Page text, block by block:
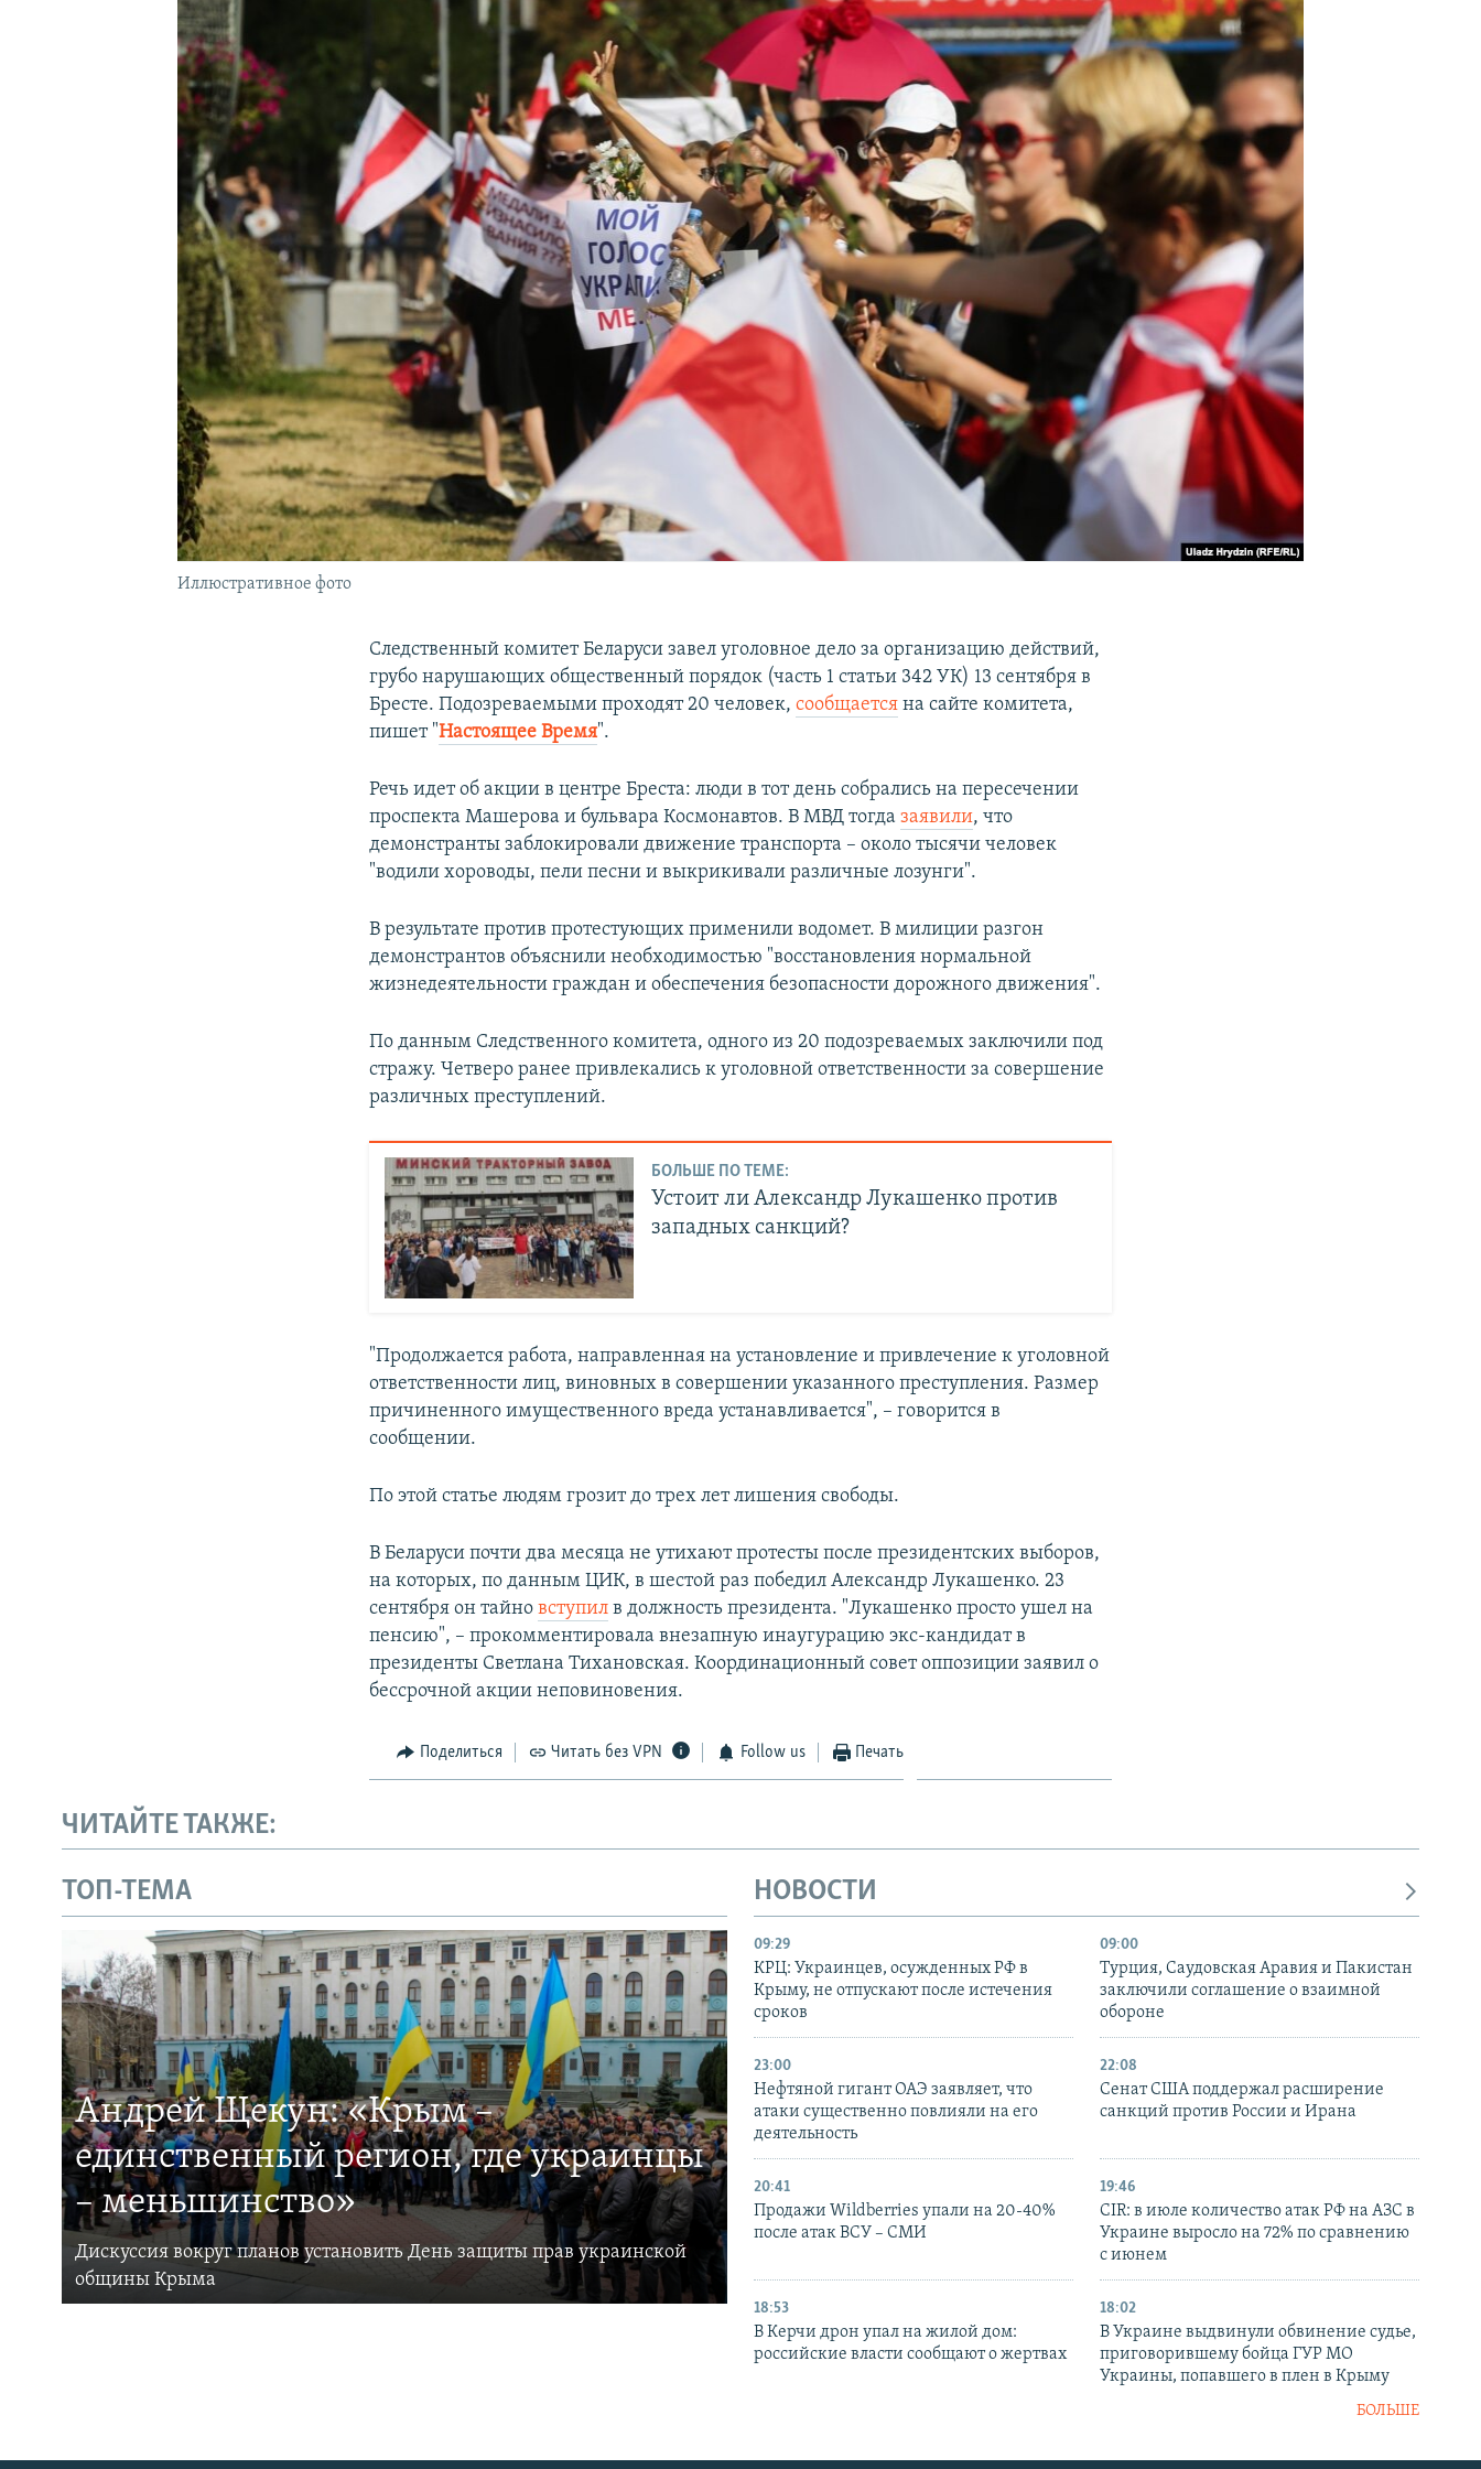
КРЫМ.НЕПОКОРЕННЫЙ
УКРАИНСКАЯ ПРОБЛЕМА КРЫМА
Иллюстративное фото
Следственный комитет Беларуси завел уголовное дело за организацию действий,
грубо нарушающих общественный порядок (часть 1 статьи 342 УК) 13 сентября в
Бресте. Подозреваемыми проходят 20 человек,сообщается на сайте комитета,
пишет "Настоящее Время".
Речь идет об акции в центре Бреста: люди в тот день собрались на пересечении
проспекта Машерова и бульвара Космонавтов. В МВД тогдазаявили, что
демонстранты заблокировали движение транспорта – около тысячи человек
"водили хороводы, пели песни и выкрикивали различные лозунги".
В результате против протестующих применили водомет. В милиции разгон
демонстрантов объяснили необходимостью "восстановления нормальной
жизнедеятельности граждан и обеспечения безопасности дорожного движения".​
По данным Следственного комитета, одного из 20 подозреваемых заключили под
стражу. Четверо ранее привлекались к уголовной ответственности за совершение
различных преступлений.
БОЛЬШЕ ПО ТЕМЕ:
Устоит ли Александр Лукашенко против
западных санкций?
"Продолжается работа, направленная на установление и привлечение к уголовной
ответственности лиц, виновных в совершении указанного преступления. Размер
причиненного имущественного вреда устанавливается", – говорится в
сообщении.
По этой статье людям грозит до трех лет лишения свободы.
В Беларуси почти два месяца не утихают протесты после президентских выборов,
на которых, по данным ЦИК, в шестой раз победил Александр Лукашенко. 23
сентября он тайновступил в должность президента. "Лукашенко просто ушел на
пенсию", – прокомментировала внезапную инаугурацию экс-кандидат в
президенты Светлана Тихановская. Координационный совет оппозиции заявил о
бессрочной акции неповиновения.
Поделиться Читать без VPN Follow us Печать
ЧИТАЙТЕ ТАКЖЕ:
ТОП-ТЕМА
Андрей Щекун: «Крым –
единственный регион, где украинцы
– меньшинство»
Дискуссия вокруг планов установить День защиты прав украинской
общины Крыма
НОВОСТИ
09:29
КРЦ: Украинцев, осужденных РФ в
Крыму, не отпускают после истечения
сроков
09:00
Турция, Саудовская Аравия и Пакистан
заключили соглашение о взаимной
обороне
23:00
Нефтяной гигант ОАЭ заявляет, что
атаки существенно повлияли на его
деятельность
22:08
Сенат США поддержал расширение
санкций против России и Ирана
20:41
Продажи Wildberries упали на 20-40%
после атак ВСУ – СМИ
19:46
CIR: в июле количество атак РФ на АЗС в
Украине выросло на 72% по сравнению
с июнем
18:53
В Керчи дрон упал на жилой дом:
российские власти сообщают о жертвах
18:02
В Украине выдвинули обвинение судье,
приговорившему бойца ГУР МО
Украины, попавшего в плен в Крыму
БОЛЬШЕ